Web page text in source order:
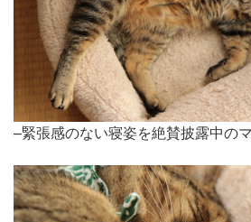
–緊張感のない寝姿を絶賛披露中の